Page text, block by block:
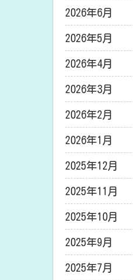
2026年6月
2026年5月
2026年4月
2026年3月
2026年2月
2026年1月
2025年12月
2025年11月
2025年10月
2025年9月
2025年7月